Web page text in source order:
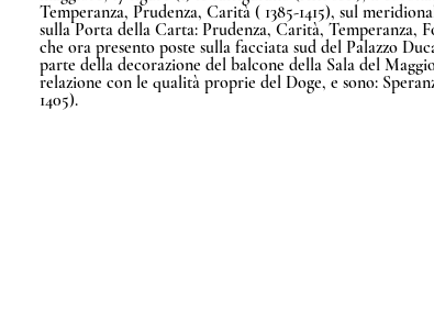
Temperanza, Prudenza, Carità ( 1385-1415), sul
sulla Porta della Carta: Prudenza, Carità, Temperanza,
che ora presento poste sulla facciata sud del Palazzo
parte della decorazione del balcone della Sala del
relazione con le qualità proprie del Doge, e sono:
1405).